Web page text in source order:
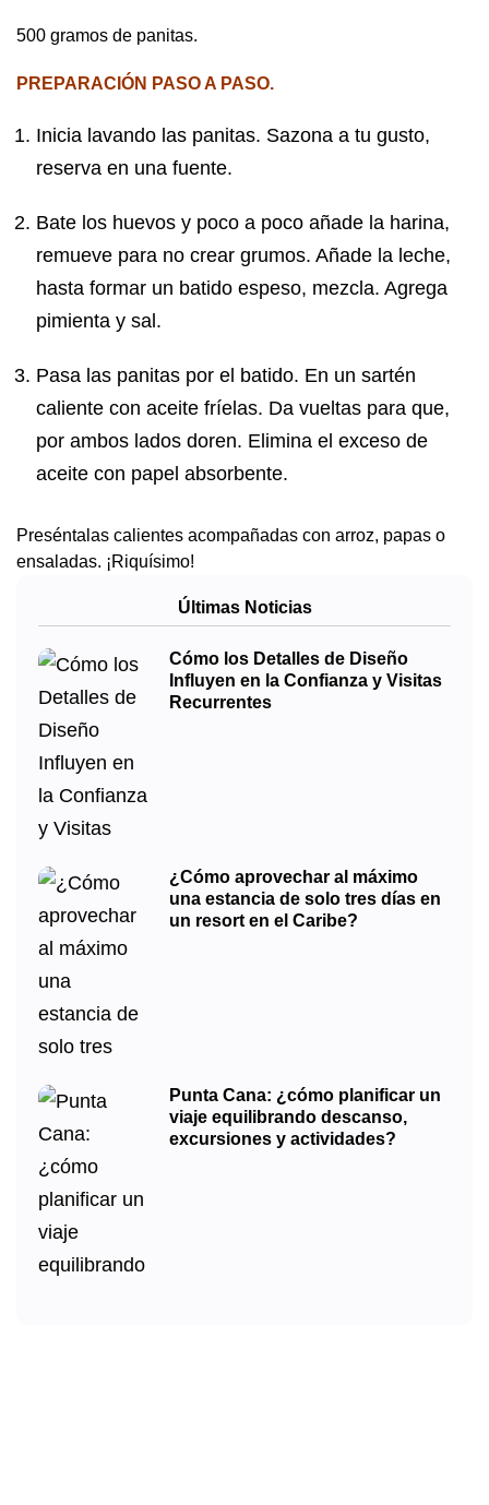
500 gramos de panitas.
PREPARACIÓN PASO A PASO.
Inicia lavando las panitas. Sazona a tu gusto,
reserva en una fuente.
Bate los huevos y poco a poco añade la harina,
remueve para no crear grumos. Añade la leche,
hasta formar un batido espeso, mezcla. Agrega
pimienta y sal.
Pasa las panitas por el batido. En un sartén
caliente con aceite fríelas. Da vueltas para que,
por ambos lados doren. Elimina el exceso de
aceite con papel absorbente.
Preséntalas calientes acompañadas con arroz, papas o
ensaladas. ¡Riquísimo!
Últimas Noticias
Cómo los Detalles de Diseño
Influyen en la Confianza y Visitas
Recurrentes
¿Cómo aprovechar al máximo
una estancia de solo tres días en
un resort en el Caribe?
Punta Cana: ¿cómo planificar un
viaje equilibrando descanso,
excursiones y actividades?